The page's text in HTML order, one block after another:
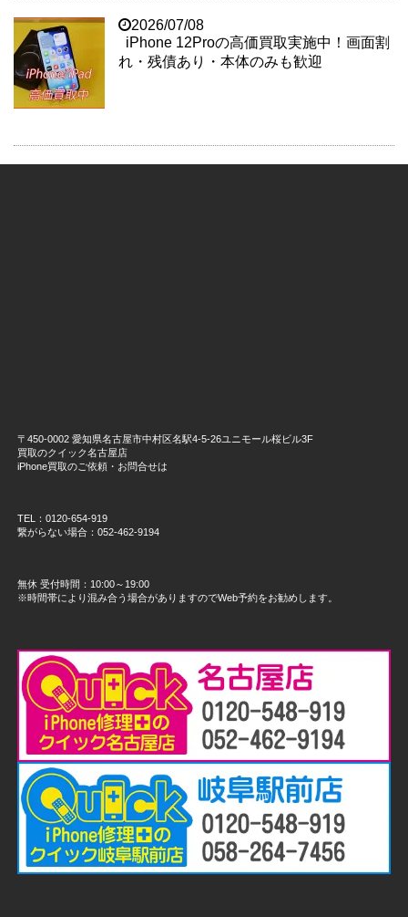
2026/07/08
iPhone 12Proの高価買取実施中！画面割
れ・残債あり・本体のみも歓迎
〒450-0002 愛知県名古屋市中村区名駅4-5-26ユニモール桜ビル3F
買取のクイック名古屋店
iPhone買取のご依頼・お問合せは
TEL：0120-654-919
繋がらない場合：052-462-9194
無休 受付時間：10:00～19:00
※時間帯により混み合う場合がありますのでWeb予約をお勧めします。